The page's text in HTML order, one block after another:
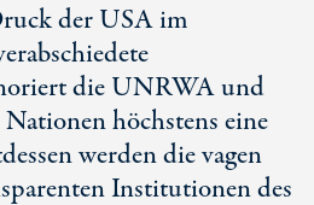
der USA im
die UNRWA und
höchstens eine
werden die vagen
Institutionen des